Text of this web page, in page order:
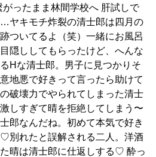
がったまま林間学校へ 肝試しで
ヤキモチ炸裂の清士郎は四月の
ついてるよ（笑）一緒にお風呂
隠ししてもらったけど、へんな
Hな清士郎。男子に見つかりそ
地悪で好きって言ったら助けて
破壊力でやられてしまった清士
しすぎて晴を拒絶してしまう〜
郎なんだね。初めて本気で好き
別れたと誤解される二人。洋酒
晴は清士郎に仕返しする♡ 酔っ